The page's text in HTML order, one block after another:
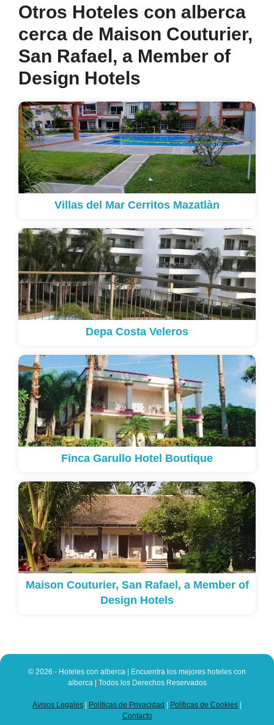
Otros Hoteles con alberca
cerca de Maison Couturier,
San Rafael, a Member of
Design Hotels
Villas del Mar Cerritos Mazatlàn
Depa Costa Veleros
Finca Garullo Hotel Boutique
Maison Couturier, San Rafael, a Member of
Design Hotels
© 2026 - Hoteles con alberca | Encuentra los mejores hoteles con
alberca | Todos los Derechos Reservados
Avisos Legales Políticas de Privacidad Políticas de Cookies
Contacto